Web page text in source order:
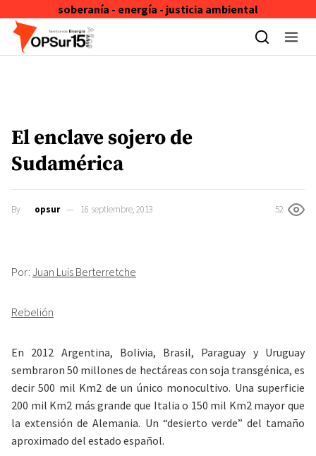
soberanía - energía - justicia ambiental
Skip to content
El enclave sojero de
Sudamérica
By opsur 16 septiembre, 2013 52
Por: Juan Luis Berterretche
Rebelión
En 2012 Argentina, Bolivia, Brasil, Paraguay y Uruguay
sembraron 50 millones de hectáreas con soja transgénica, es
decir 500 mil Km2 de un único monocultivo. Una superficie
200 mil Km2 más grande que Italia o 150 mil Km2 mayor que
la extensión de Alemania. Un “desierto verde” del tamaño
aproximado del estado español.